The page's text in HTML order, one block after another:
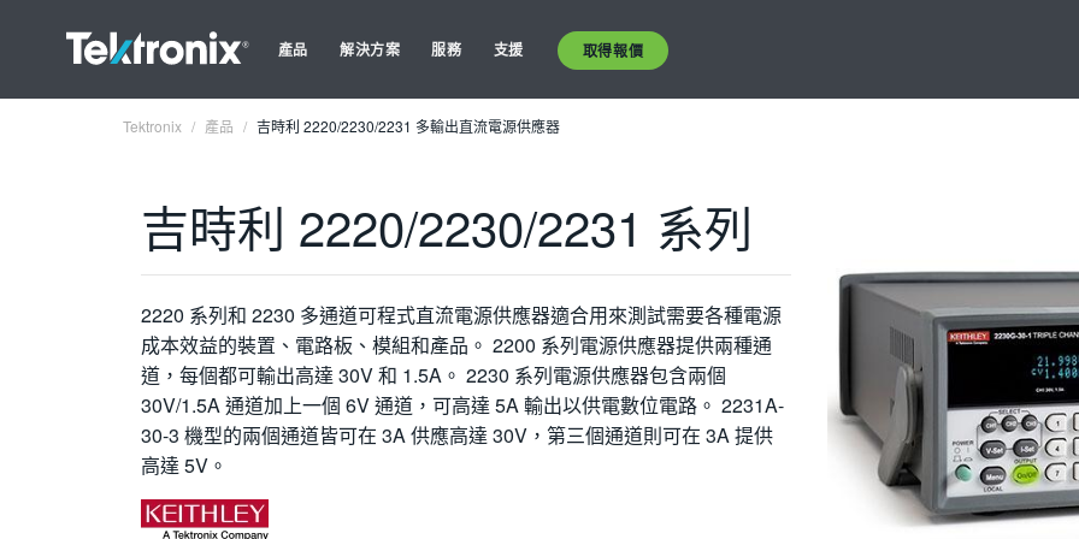
產品 解決方案 服務 支援 取得報價
Tektronix 產品 吉時利 2220/2230/2231 多輸出直流電源供應器
吉時利 2220/2230/2231 系列
2220 系列和 2230 多通道可程式直流電源供應器適合用來測試需要各種電源
成本效益的裝置、電路板、模組和產品。 2200 系列電源供應器提供兩種通
道，每個都可輸出高達 30V 和 1.5A。 2230 系列電源供應器包含兩個
30V/1.5A 通道加上一個 6V 通道，可高達 5A 輸出以供電數位電路。 2231A-
30-3 機型的兩個通道皆可在 3A 供應高達 30V，第三個通道則可在 3A 提供
高達 5V。